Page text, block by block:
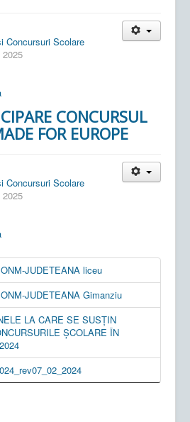
Concursuri Scolare
CONCURSUL
FOR EUROPE
Concursuri Scolare
JUDETEANA liceu
JUDETEANA Gimanziu
LA CARE SE SUSȚIN
ȘCOLARE ÎN